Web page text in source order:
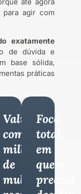
agir com
exatamente
de dúvida e
base sólida,
práticas
Validado
com
milhares
de
mulheres
Foco
total
em
quem
precisa